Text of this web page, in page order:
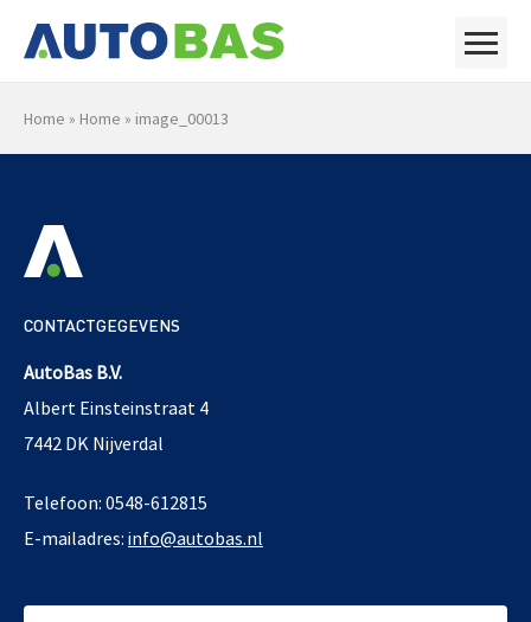
Home » Home » image_00013
CONTACTGEGEVENS
AutoBas B.V.
Albert Einsteinstraat 4
7442 DK Nijverdal
Telefoon: 0548-612815
E-mailadres: info@autobas.nl